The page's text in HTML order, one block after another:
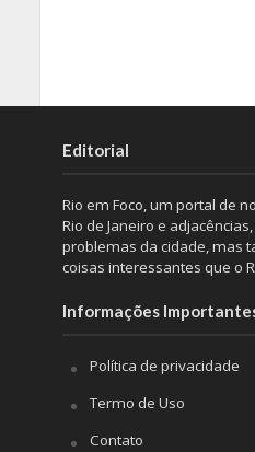
Editorial
Rio em Foco, um portal de
Rio de Janeiro e
problemas da cidade, mas
coisas interessantes que o
Informações
Política de privacidade
Termo de Uso
Contato